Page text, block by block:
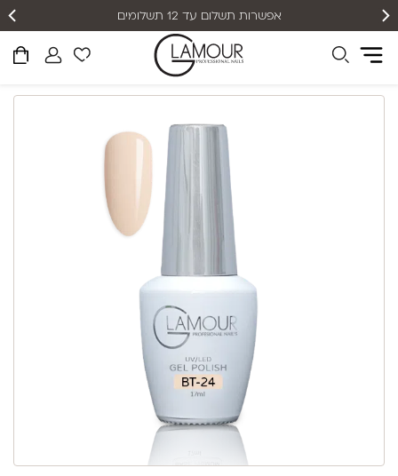
אפשרות תשלום עד 12 תשלומים